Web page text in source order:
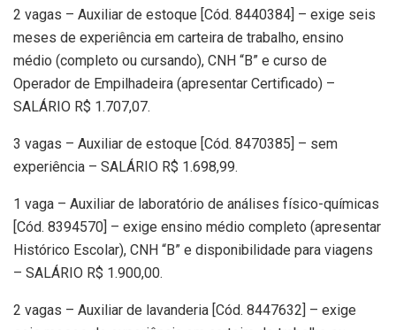
2 vagas – Auxiliar de estoque [Cód. 8440384] – exige seis
meses de experiência em carteira de trabalho, ensino
médio (completo ou cursando), CNH “B” e curso de
Operador de Empilhadeira (apresentar Certificado) –
SALÁRIO R$ 1.707,07.
3 vagas – Auxiliar de estoque [Cód. 8470385] – sem
experiência – SALÁRIO R$ 1.698,99.
1 vaga – Auxiliar de laboratório de análises físico-químicas
[Cód. 8394570] – exige ensino médio completo (apresentar
Histórico Escolar), CNH “B” e disponibilidade para viagens
– SALÁRIO R$ 1.900,00.
2 vagas – Auxiliar de lavanderia [Cód. 8447632] – exige